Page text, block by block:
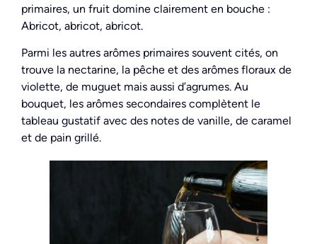
primaires, un fruit domine clairement en bouche :
Abricot, abricot, abricot.
Parmi les autres arômes primaires souvent cités, on
trouve la nectarine, la pêche et des arômes floraux de
violette, de muguet mais aussi d’agrumes. Au
bouquet, les arômes secondaires complètent le
tableau gustatif avec des notes de vanille, de caramel
et de pain grillé.